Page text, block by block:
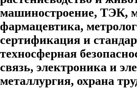
машиностроение, ТЭК,
фармацевтика,
сертификация и
техносферная
связь, электроника и
металлургия, охрана